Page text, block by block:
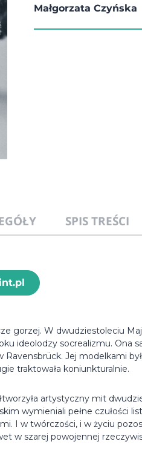
Małgorzata Czyńska
SPIS TREŚCI
gorzej. W dwudziestoleciu
ideolodzy socrealizmu. Ona
Ravensbrück. Jej modelkami
traktowała koniunkturalnie.
artystyczny mit
wymieniali pełne czułości
I w twórczości, i w życiu
w szarej powojennej